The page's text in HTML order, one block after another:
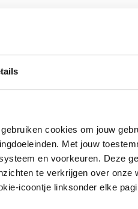
cookies om jouw
Met jouw
en voorkeuren. Deze
te verkrijgen over onze
icoontje linksonder elke
raden we aan om naar
doen, zoals een
het goed om alert te